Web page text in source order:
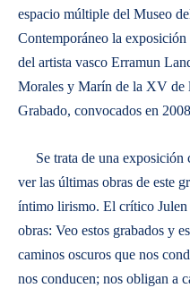
espacio múltiple del Museo
Contemporáneo la
del artista vasco Erramun
Morales y Marín de la XV de
Grabado, convocados en
Se trata de una exposición
ver las últimas obras de este
íntimo lirismo. El crítico Julen
obras: Veo estos grabados y
caminos oscuros que nos
nos conducen; nos obligan a